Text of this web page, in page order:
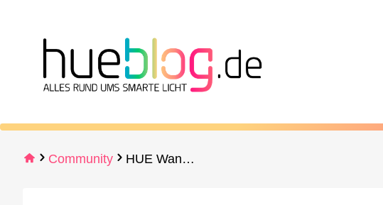
Community HUE Wandmodul an Wechselschalter